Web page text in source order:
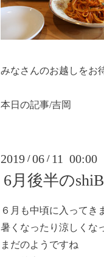
みなさんのお越しをお
本日の記事/吉岡
2019 /06 / 11 00:00
6月後半の
６月も中頃に入ってき
暑くなったり涼しくな
まだのようですね